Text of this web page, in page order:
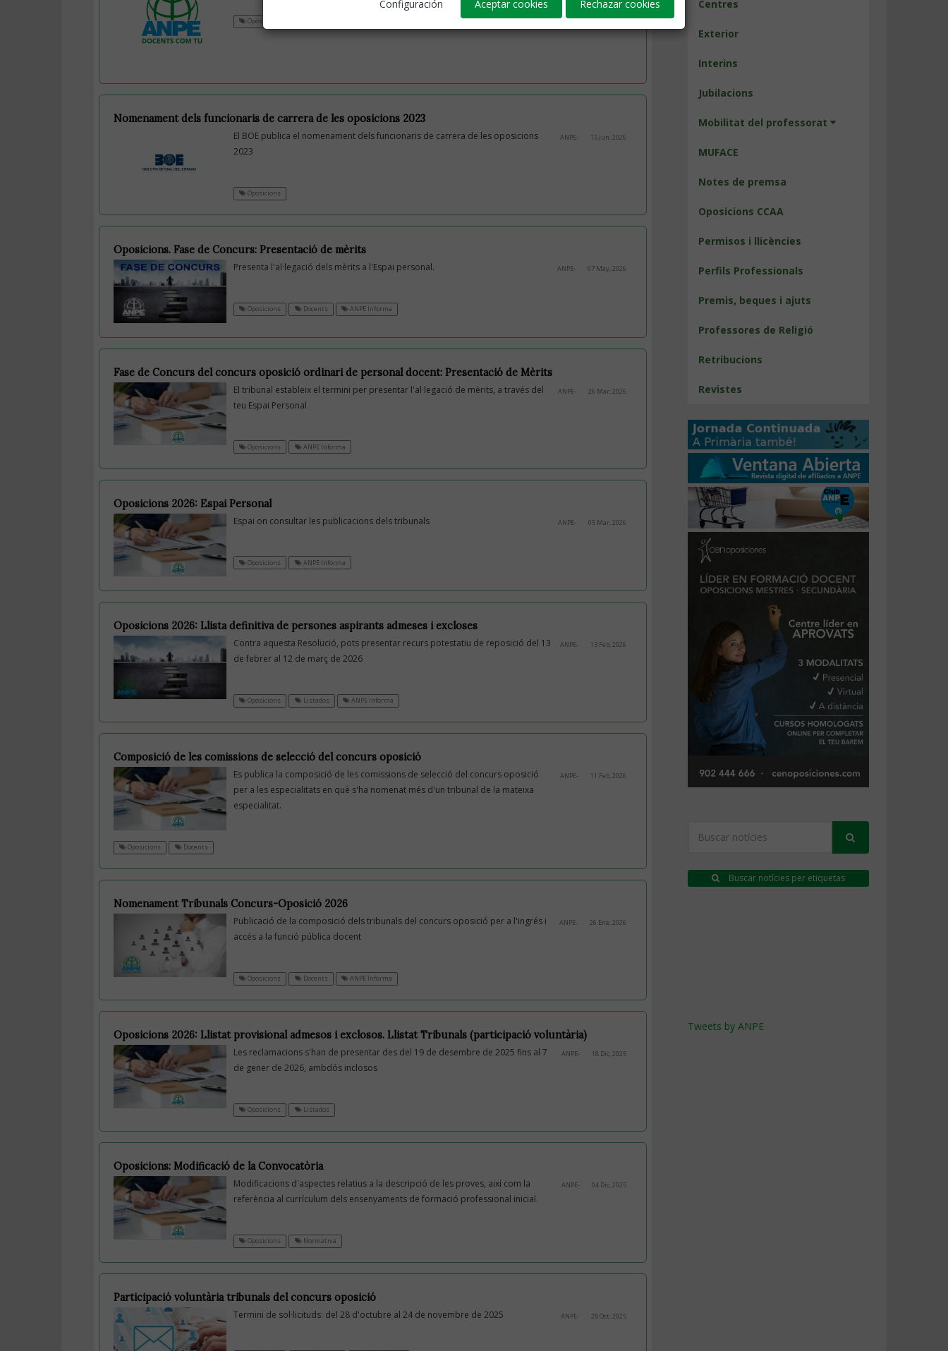
Centres
Exterior
Interins
Jubilacions
Mobilitat del professorat
MUFACE
Notes de premsa
Oposicions CCAA
Permisos i llicències
Perfils Professionals
Premis, beques i ajuts
Professores de Religió
Retribucions
Revistes
Buscar notícies per etiquetas
Tweets by ANPE
Oposicions
Nomenament dels funcionaris de carrera de les oposicions 2023
ANPE- 15 Jun, 2026
El BOE publica el nomenament dels funcionaris de carrera de les oposicions
2023
Oposicions
Oposicions. Fase de Concurs: Presentació de mèrits
ANPE- 07 May, 2026
Presenta l'al·legació dels mèrits a l'Espai personal.
Oposicions Docents ANPE Informa
Fase de Concurs del concurs oposició ordinari de personal docent: Presentació de Mèrits
ANPE- 26 Mar, 2026
El tribunal estableix el termini per presentar l'al·legació de mèrits, a través del
teu Espai Personal
Oposicions ANPE Informa
Oposicions 2026: Espai Personal
ANPE- 05 Mar, 2026
Espai on consultar les publicacions dels tribunals
Oposicions ANPE Informa
Oposicions 2026: Llista definitiva de persones aspirants admeses i excloses
ANPE- 13 Feb, 2026
Contra aquesta Resolució, pots presentar recurs potestatiu de reposició del 13
de febrer al 12 de març de 2026
Oposicions Listados ANPE Informa
Composició de les comissions de selecció del concurs oposició
ANPE- 11 Feb, 2026
Es publica la composició de les comissions de selecció del concurs oposició
per a les especialitats en què s'ha nomenat més d'un tribunal de la mateixa
especialitat.
Oposicions Docents
Nomenament Tribunals Concurs-Oposició 2026
ANPE- 26 Ene, 2026
Publicació de la composició dels tribunals del concurs oposició per a l'ingrés i
accés a la funció pública docent
Oposicions Docents ANPE Informa
Oposicions 2026: Llistat provisional admesos i exclosos. Llistat Tribunals (participació voluntària)
ANPE- 18 Dic, 2025
Les reclamacions s'han de presentar des del 19 de desembre de 2025 fins al 7
de gener de 2026, ambdós inclosos
Oposicions Listados
Oposicions: Modificació de la Convocatòria
ANPE- 04 Dic, 2025
Modificacions d'aspectes relatius a la descripció de les proves, així com la
referència al currículum dels ensenyaments de formació professional inicial.
Oposicions Normativa
Participació voluntària tribunals del concurs oposició
ANPE- 28 Oct, 2025
Termini de sol·licituds: del 28 d'octubre al 24 de novembre de 2025
Configuración Aceptar cookies Rechazar cookies